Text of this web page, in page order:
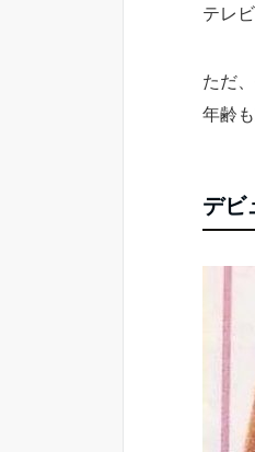
テレ
ただ
年齢
デビ